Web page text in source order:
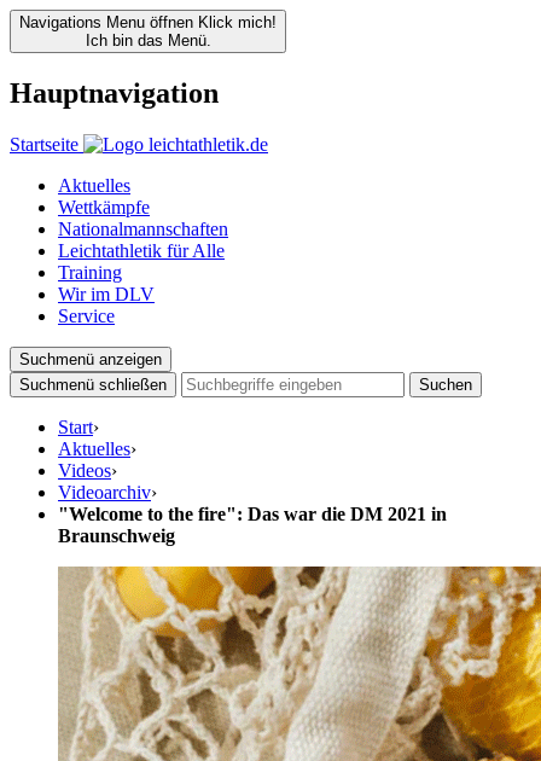
Navigations Menu öffnen Klick mich!
Ich bin das Menü.
Hauptnavigation
Startseite
Aktuelles
Wettkämpfe
Nationalmannschaften
Leichtathletik für Alle
Training
Wir im DLV
Service
Suchmenü anzeigen
Suchmenü schließen
Suchen
Start›
Aktuelles›
Videos›
Videoarchiv›
"Welcome to the fire": Das war die DM 2021 in
Braunschweig